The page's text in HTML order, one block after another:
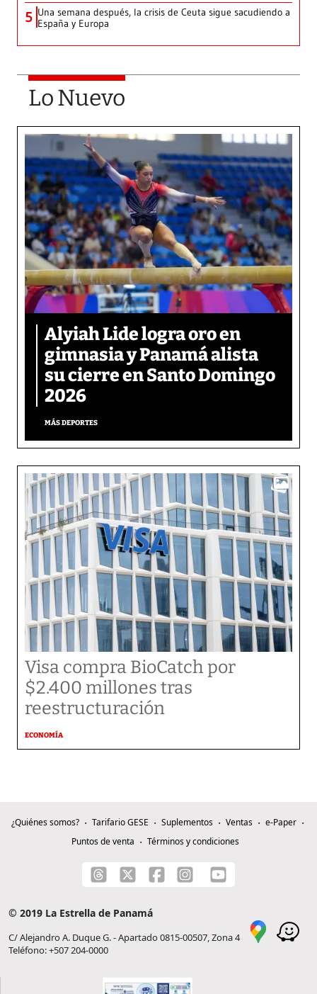
5 Una semana después, la crisis de Ceuta sigue sacudiendo a
España y Europa
Lo Nuevo
Alyiah Lide logra oro en
gimnasia y Panamá alista
su cierre en Santo Domingo
2026
MÁS DEPORTES
Visa compra BioCatch por
$2.400 millones tras
reestructuración
ECONOMÍA
¿Quiénes somos? Tarifario GESE Suplementos Ventas
e-Paper
Puntos de venta
Términos y condiciones
© 2019 La Estrella de Panamá
C/ Alejandro A. Duque G. - Apartado 0815-00507, Zona 4
Teléfono: +507 204-0000